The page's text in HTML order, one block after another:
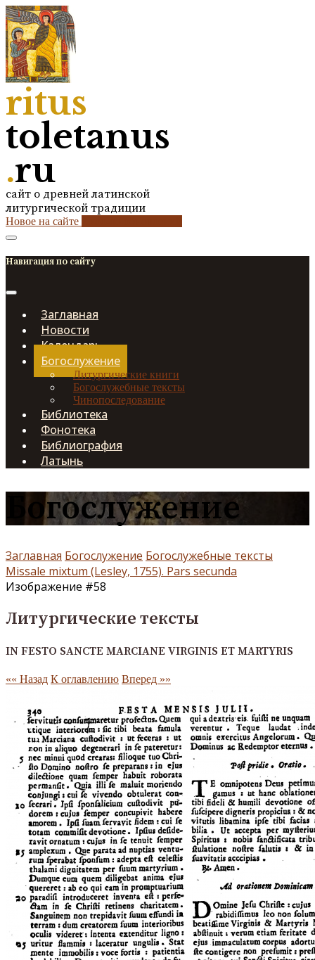
ritus
toletanus
.ru
сайт о древней латинской
литургической традиции
Новое на сайте
Навигация по сайту
Заглавная
Новости
Календарь
Богослужение
Литургические книги
Богослужебные тексты
Чинопоследование
Библиотека
Фонотека
Библиография
Латынь
Богослужение
Заглавная Богослужение Богослужебные тексты
Missale mixtum (Lesley, 1755). Pars secunda
Изображение #58
Литургические тексты
IN FESTO SANCTE MARCIANE VIRGINIS ET MARTYRIS
«« Назад К оглавлению Вперед »»